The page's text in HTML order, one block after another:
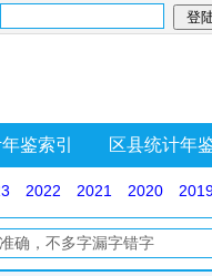
鉴索引 区县统计年
2022 2021 2020